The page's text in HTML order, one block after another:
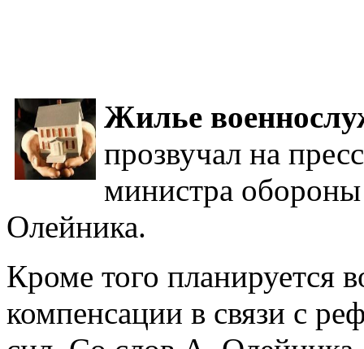
Жилье
прозвучал на
министра
Олейника.
Кроме того планируется
компенсации в связи с